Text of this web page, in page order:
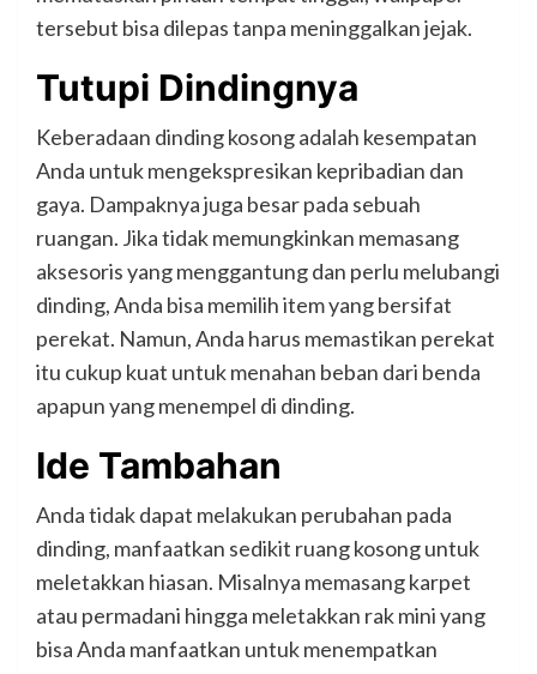
tersebut bisa dilepas tanpa meninggalkan jejak.
Tutupi Dindingnya
Keberadaan dinding kosong adalah kesempatan
Anda untuk mengekspresikan kepribadian dan
gaya. Dampaknya juga besar pada sebuah
ruangan. Jika tidak memungkinkan memasang
aksesoris yang menggantung dan perlu melubangi
dinding, Anda bisa memilih item yang bersifat
perekat. Namun, Anda harus memastikan perekat
itu cukup kuat untuk menahan beban dari benda
apapun yang menempel di dinding.
Ide Tambahan
Anda tidak dapat melakukan perubahan pada
dinding, manfaatkan sedikit ruang kosong untuk
meletakkan hiasan. Misalnya memasang karpet
atau permadani hingga meletakkan rak mini yang
bisa Anda manfaatkan untuk menempatkan